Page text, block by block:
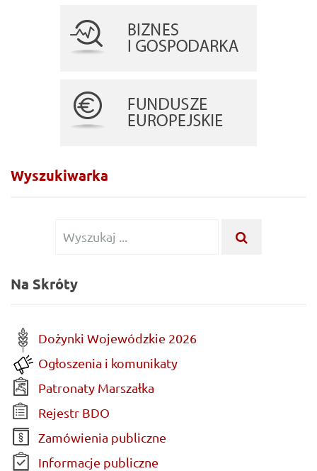
Wyszukiwarka
Wyszukiwanie
Na Skróty
Dożynki Wojewódzkie 2026
Ogłoszenia i komunikaty
Patronaty Marszałka
Rejestr BDO
Zamówienia publiczne
Informacje publiczne